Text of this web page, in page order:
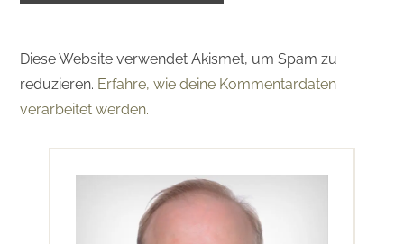
Diese Website verwendet Akismet, um Spam zu
reduzieren. Erfahre, wie deine Kommentardaten
verarbeitet werden.